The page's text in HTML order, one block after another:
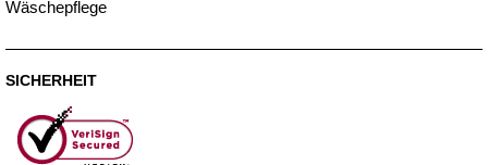
Wäschepflege
SICHERHEIT